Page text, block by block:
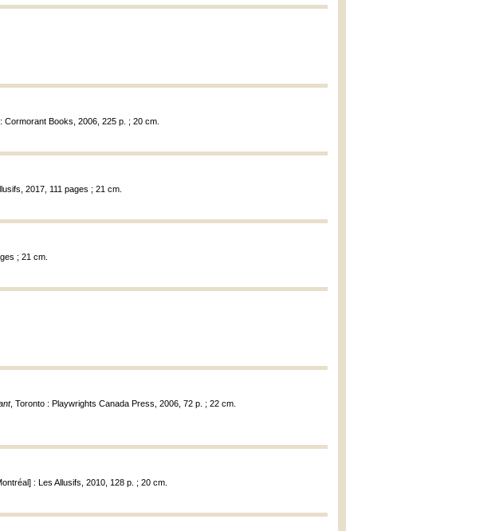
Cormorant Books, 2006, 225 p. ; 20 cm.
2017, 111 pages ; 21 cm.
; 21 cm.
, Toronto : Playwrights Canada Press, 2006, 72 p. ; 22 cm.
: Les Allusifs, 2010, 128 p. ; 20 cm.